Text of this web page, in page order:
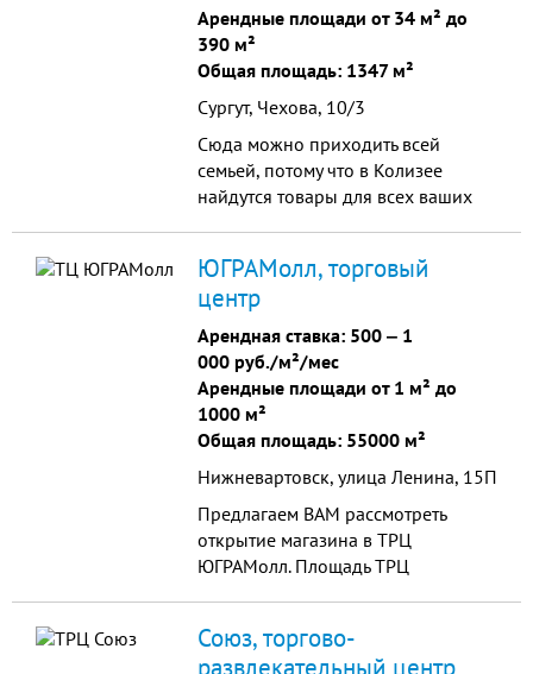
Нижневартовского района.
Арендные площади от 34 м² до
390 м²
Общая площадь: 1347 м²
Сургут, Чехова, 10/3
Сюда можно приходить всей
семьей, потому что в Колизее
найдутся товары для всех ваших
ЮГРАМолл, торговый
центр
Арендная ставка: 500 ‒ 1
000 руб./м²/мес
Арендные площади от 1 м² до
1000 м²
Общая площадь: 55000 м²
Нижневартовск, улица Ленина, 15П
Предлагаем ВАМ рассмотреть
открытие магазина в ТРЦ
ЮГРАМолл. Площадь ТРЦ
охвата торгового центра
Союз, торгово-
развлекательный центр